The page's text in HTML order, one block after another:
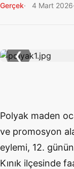
Gerçek 4 Mart 2026
❮
Polyak maden
ve promosyon
eylemi, 12.
Kınık ilçesinde